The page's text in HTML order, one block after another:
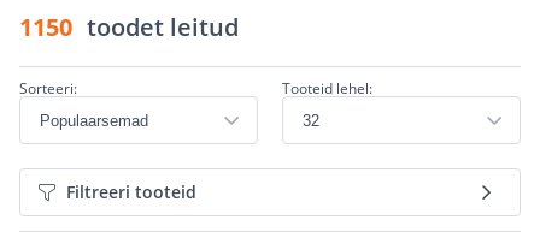
1150 toodet leitud
Sorteeri: Tooteid lehel:
Filtreeri tooteid